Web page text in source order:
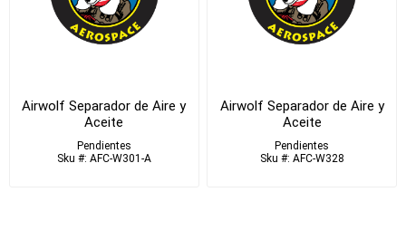
Airwolf Separador de Aire y
Aceite
Pendientes
Sku #: AFC-W301-A
Airwolf Separador de Aire y
Aceite
Pendientes
Sku #: AFC-W328